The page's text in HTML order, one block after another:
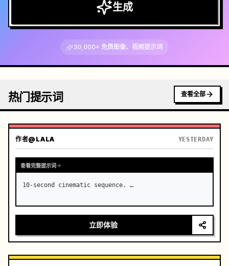
生成
30,000+ 免费图像、视频提示词
热门提示词 查看全部
作者@LALA YESTERDAY
查看完整提示词
10-second cinematic sequence. …
立即体验